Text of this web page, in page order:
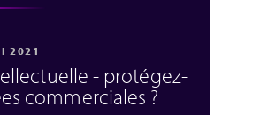
2021
- protégez-
commerciales ?